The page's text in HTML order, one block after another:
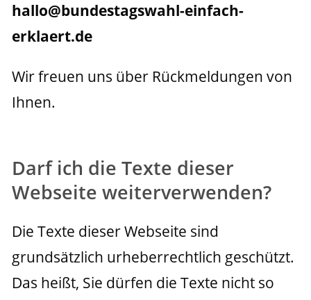
hallo@bundestagswahl-einfach-
erklaert.de
Wir freuen uns über Rückmeldungen von
Ihnen.
Darf ich die Texte dieser
Webseite weiterverwenden?
Die Texte dieser Webseite sind
grundsätzlich urheberrechtlich geschützt.
Das heißt, Sie dürfen die Texte nicht so